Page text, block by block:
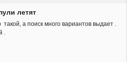
летят
а поиск много вариантов выдает .